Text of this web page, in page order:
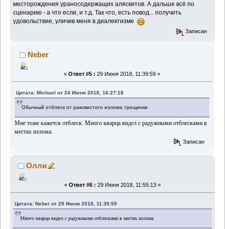
месторождения ураносодержащих аляскитов. А дальше всё по
сценарию - а что если, и т.д. Так что, есть повод... получить
удовольствие, уличив меня в диалектизме
Записан
Neber
« Ответ #5 : 29 Июня 2018, 11:39:59 »
Цитата: Michael от 24 Июня 2018, 16:27:18
Обычный отблеск от раковистого излома трещинки
Мне тоже кажется отблеск. Много кварца видел с радужными отблесками в
местах излома.
Записан
Олли
« Ответ #6 : 29 Июня 2018, 11:55:13 »
Цитата: Neber от 29 Июня 2018, 11:39:59
Много кварца видел с радужными отблесками в местах излома.